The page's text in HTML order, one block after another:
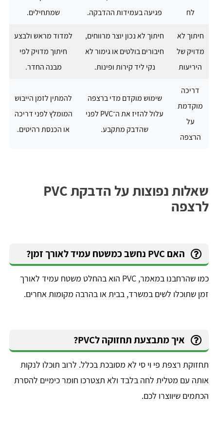
לח
פגיעה בעמידות ההדבקה.
שמתחילים.
חיתוך לא
מדויק של
היריעות
חיתוך לא נכון יוצר מרווחים,
חיבורים בולטים או גימור לא
נקי ליד קירות ופינות.
למדוד מראש ולבצע
חיתוך מדויק לפי
מבנה החדר.
דריכה
מוקדמת
על
הרצפה
שימוש מוקדם מדי ברצפה
עלול להזיז את ה־PVC לפני
שהדבק מתקבע.
להמתין לזמן הייבוש
המומלץ לפני דריכה
או הכנסת רהיטים.
שאלות נפוצות על הדבקת PVC
לרצפה
האם PVC נחשב כמשטח עמיד לאורך זמן?
כמו שהרחבנו במאמר, PVC הוא בהחלט משטח עמיד לאורך
זמן שתוכלו לשים במשרד, בבית או בהרבה מקומות אחרים.
איך מתבצעת תחזוקה לPVC?
תחזוקת רצפת פי וי סי לא מסובכת בכלל. לרוב תוכלו לנקות
אותה עם מטלית לחה בלבד ולא תצטרכו חומר כימיים להסרת
הכתמים שיווצרו לכם.